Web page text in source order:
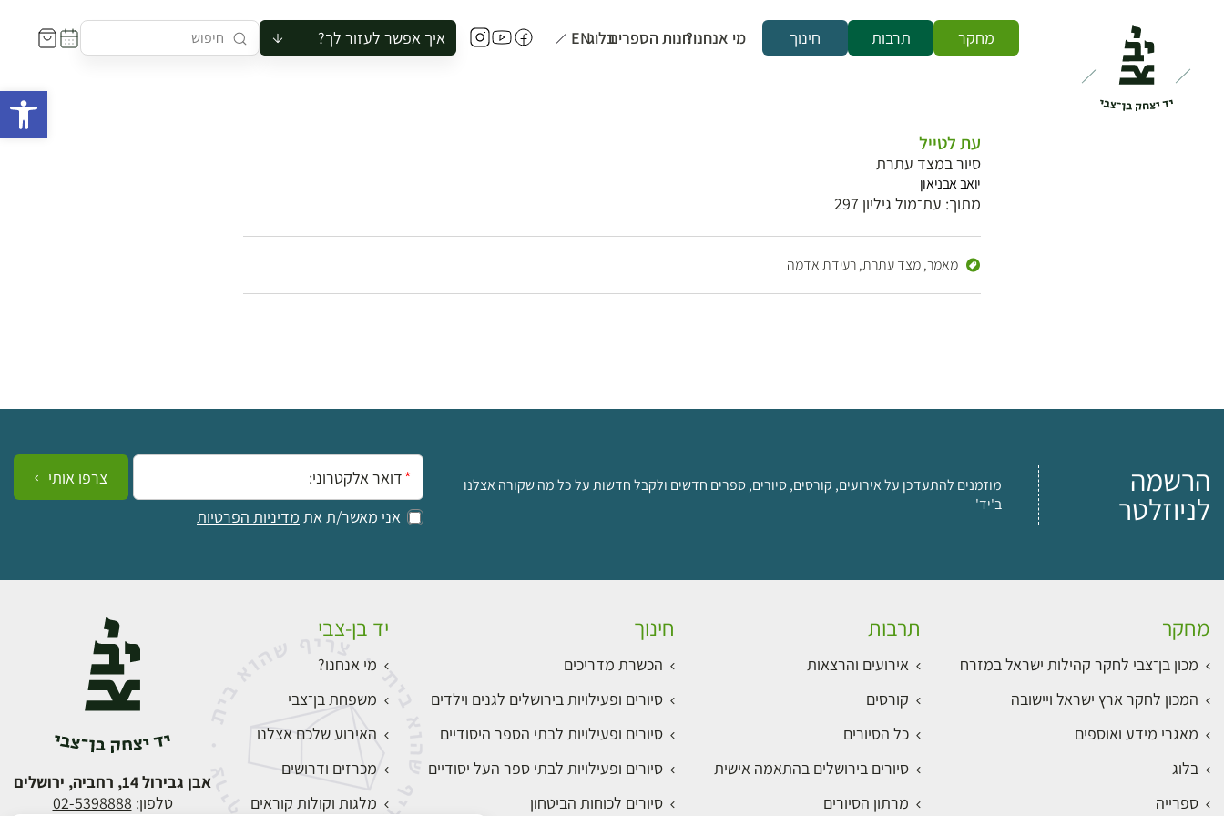
מחקר תרבות חינוך מי אנחנו?חנות הספריםבלוגEN איך אפשר לעזור לך?
להזמין סיור לקבוצה
עת לטייל
סיור במצד עתרת
יואב אבניאון
מתוך: עת־מול גיליון 297
מאמר,מצד עתרת,רעידת אדמה
הרשמה
לניוזלטר
מוזמנים להתעדכן על אירועים, קורסים, סיורים, ספרים חדשים ולקבל חדשות על כל מה שקורה אצלנו
ב'יד'
אימייל:
אני מאשר/ת את מדיניות הפרטיות
צרפו אותי
מחקר
מכון בן־צבי לחקר קהילות ישראל במזרח
המכון לחקר ארץ ישראל ויישובה
מאגרי מידע ואוספים
בלוג
ספרייה
תרבות
אירועים והרצאות
קורסים
כל הסיורים
סיורים בירושלים בהתאמה אישית
מרתון הסיורים
חינוך
הכשרת מדריכים
סיורים ופעילויות בירושלים לגנים וילדים
סיורים ופעילויות לבתי הספר היסודיים
סיורים ופעילויות לבתי ספר העל יסודיים
סיורים לכוחות הביטחון
יד בן-צבי
מי אנחנו?
משפחת בן־צבי
האירוע שלכם אצלנו
מכרזים ודרושים
מלגות וקולות קוראים
אבן גבירול 14, רחביה, ירושלים
טלפון: 02-5398888